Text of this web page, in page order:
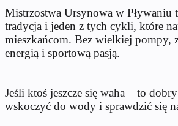
Mistrzostwa Ursynowa w Pływaniu
tradycja i jeden z tych cykli, które
mieszkańcom. Bez wielkiej pompy,
energią i sportową pasją.
Jeśli ktoś jeszcze się waha – to
wskoczyć do wody i sprawdzić się